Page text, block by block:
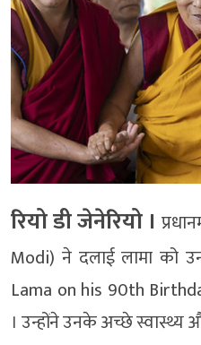
रियो डी जेनेरियो ।
Modi) ने दलाई लामा को
Lama on his 90th
। उन्होंने उनके अच्छे स्वास्थ्य